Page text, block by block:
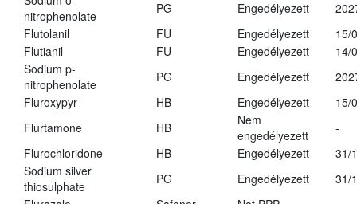
nitrophenolate
PG Engedélyezett
Flutolanil
FU Engedélyezett
15/
Flutianil
FU Engedélyezett
14/
Sodium p-
nitrophenolate
PG Engedélyezett
Fluroxypyr
HB Engedélyezett
15/
Flurtamone
HB
Nem
engedélyezett
-
Flurochloridone
HB Engedélyezett
31/
Sodium silver
thiosulphate
PG Engedélyezett
31/